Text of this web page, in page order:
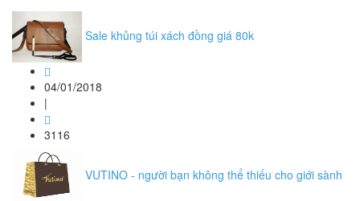
Sale khủng túi xách đồng giá 80k
04/01/2018
|
3116
VUTINO - người bạn không thể thiếu cho giới sành